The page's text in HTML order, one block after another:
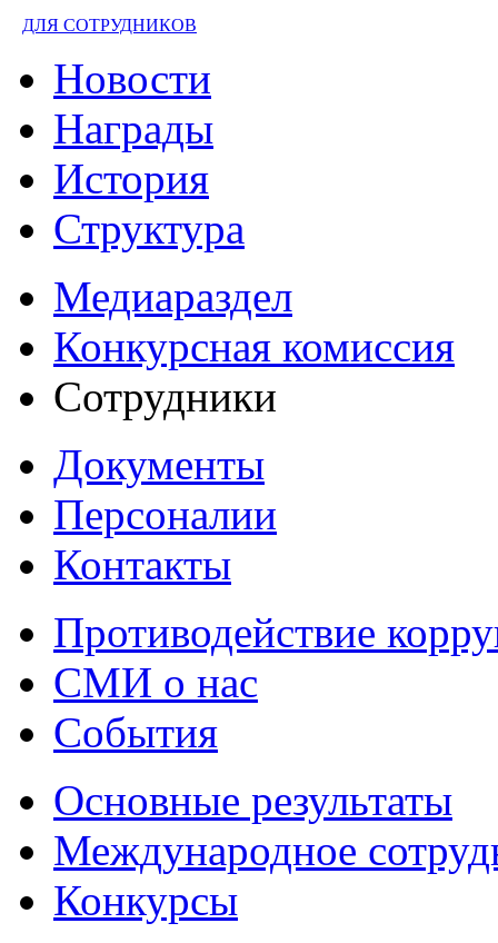
ДЛЯ СОТРУДНИКОВ
Новости
Награды
История
Структура
Медиараздел
Конкурсная комиссия
Сотрудники
Документы
Персоналии
Контакты
Противодействие
СМИ о нас
События
Основные результаты
Международное
Конкурсы